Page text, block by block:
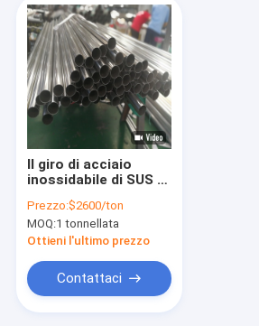
Il giro di acciaio
inossidabile di SUS di
402 201 la
metropolitana di
410s 430 20mm 9mm
Prezzo:$2600/ton
MOQ:1 tonnellata
Ottieni l'ultimo prezzo
Contattaci